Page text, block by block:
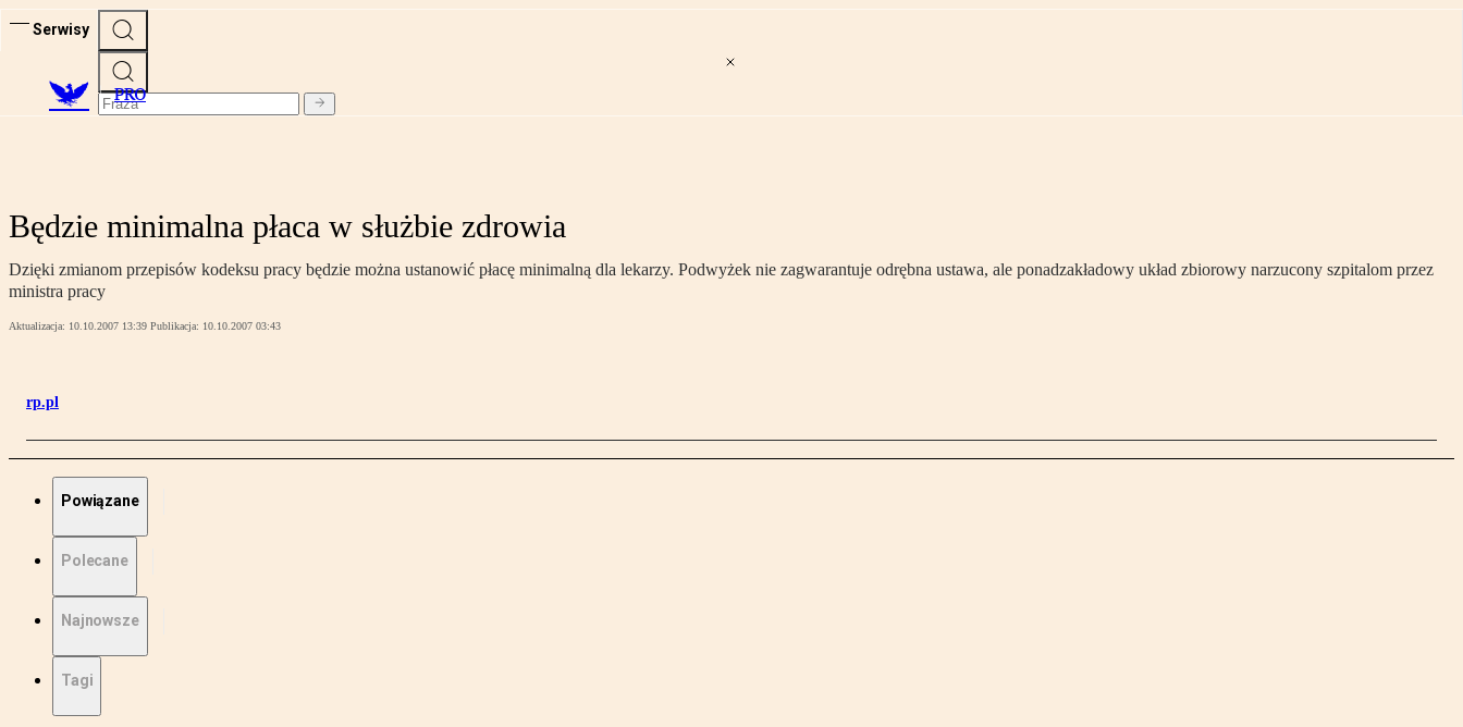
Serwisy
PRO
Będzie minimalna płaca w służbie zdrowia
Dzięki zmianom przepisów kodeksu pracy będzie można ustanowić płacę minimalną dla lekarzy. Podwyżek nie zagwarantuje odrębna ustawa, ale ponadzakładowy układ zbiorowy narzucony szpitalom przez
ministra pracy
Aktualizacja: 10.10.2007 13:39 Publikacja: 10.10.2007 03:43
rp.pl
Powiązane
Polecane
Najnowsze
Tagi